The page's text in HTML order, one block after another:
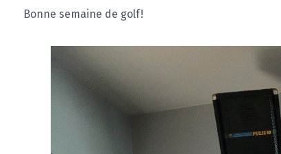
Bonne semaine de golf!